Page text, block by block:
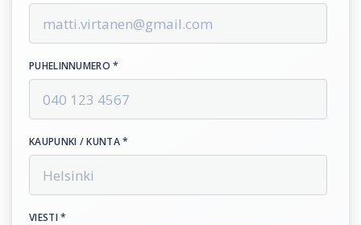
PUHELINNUMERO *
KAUPUNKI / KUNTA *
VIESTI *